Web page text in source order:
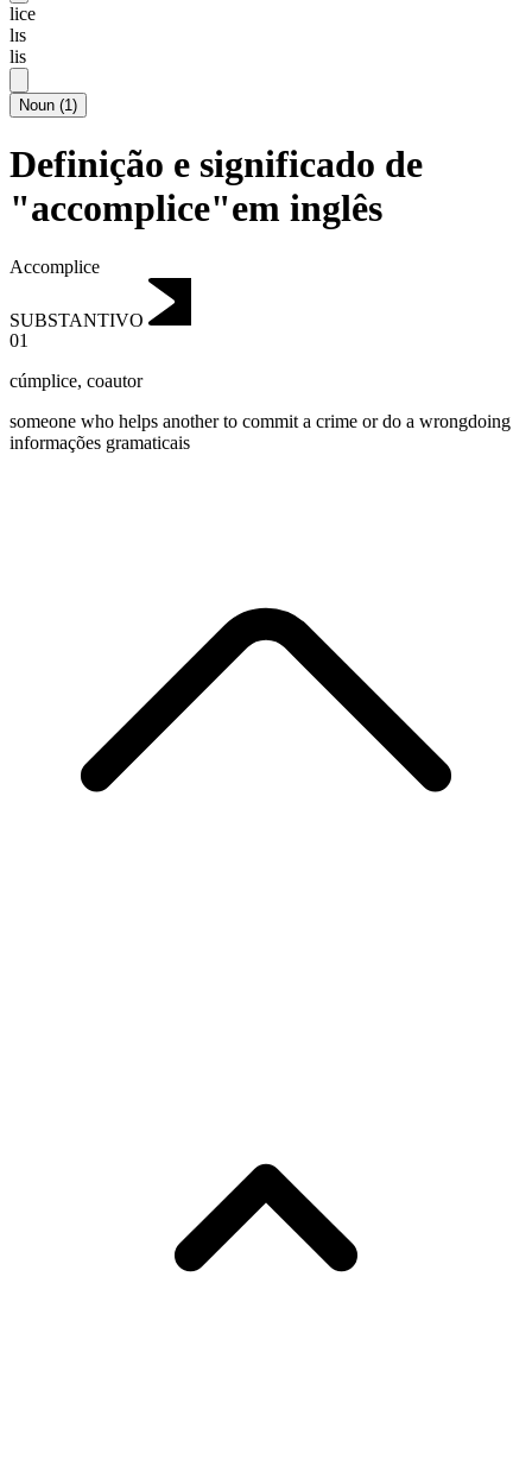
lice
lɪs
lis
Noun (1)
Definição e significado de
"accomplice"em inglês
Accomplice
SUBSTANTIVO
01
cúmplice, coautor
someone who helps another to commit a crime or do a wrongdoing
informações gramaticais